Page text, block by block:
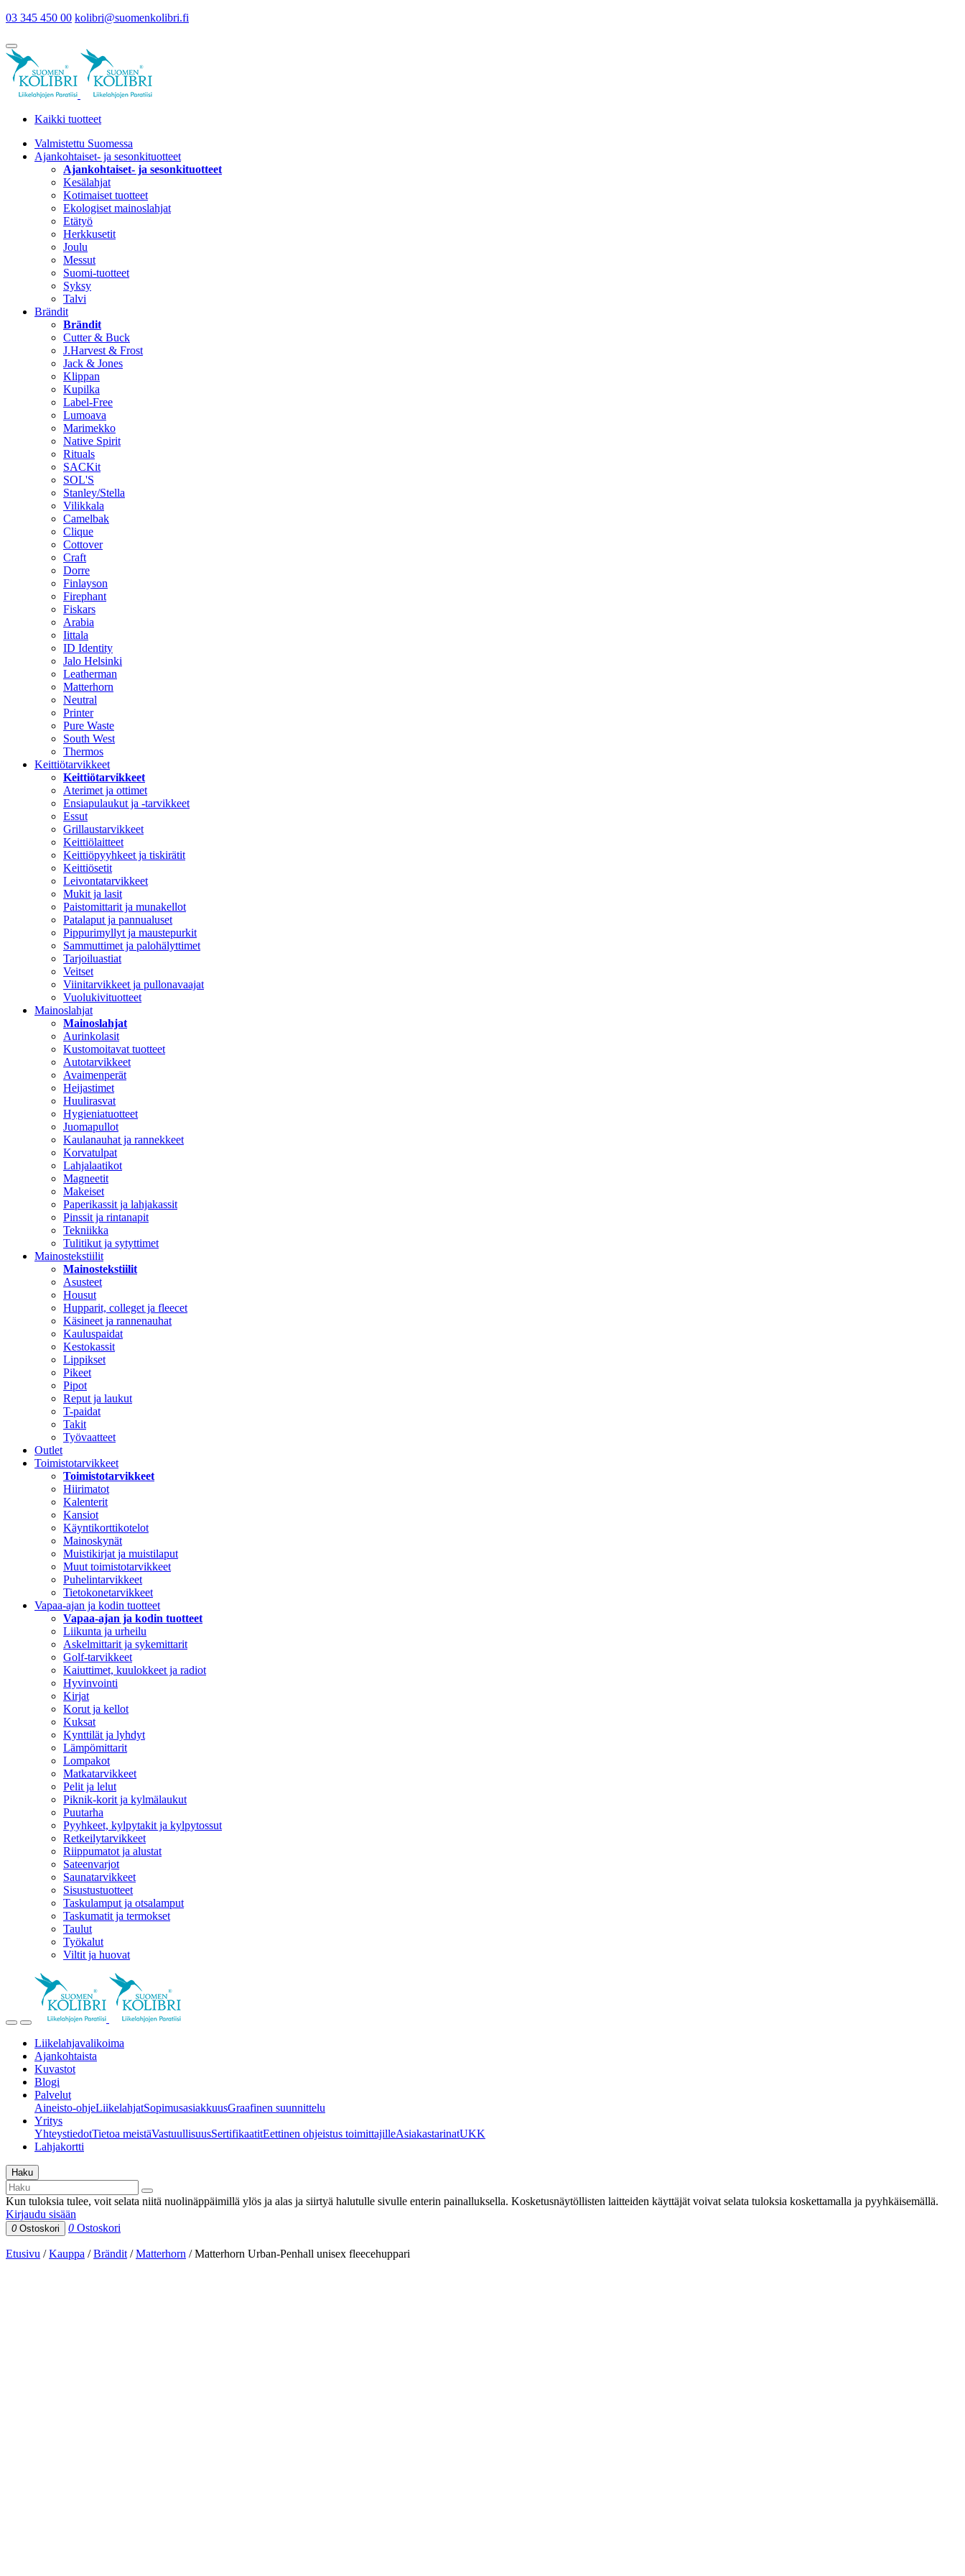
03 345 450 00 kolibri@suomenkolibri.fi
Kaikki tuotteet
Valmistettu Suomessa
Ajankohtaiset- ja sesonkituotteet
Ajankohtaiset- ja sesonkituotteet
Kesälahjat
Kotimaiset tuotteet
Ekologiset mainoslahjat
Etätyö
Herkkusetit
Joulu
Messut
Suomi-tuotteet
Syksy
Talvi
Brändit
Brändit
Cutter & Buck
J.Harvest & Frost
Jack & Jones
Klippan
Kupilka
Label-Free
Lumoava
Marimekko
Native Spirit
Rituals
SACKit
SOL'S
Stanley/Stella
Vilikkala
Camelbak
Clique
Cottover
Craft
Dorre
Finlayson
Firephant
Fiskars
Arabia
Iittala
ID Identity
Jalo Helsinki
Leatherman
Matterhorn
Neutral
Printer
Pure Waste
South West
Thermos
Keittiötarvikkeet
Keittiötarvikkeet
Aterimet ja ottimet
Ensiapulaukut ja -tarvikkeet
Essut
Grillaustarvikkeet
Keittiölaitteet
Keittiöpyyhkeet ja tiskirätit
Keittiösetit
Leivontatarvikkeet
Mukit ja lasit
Paistomittarit ja munakellot
Patalaput ja pannualuset
Pippurimyllyt ja maustepurkit
Sammuttimet ja palohälyttimet
Tarjoiluastiat
Veitset
Viinitarvikkeet ja pullonavaajat
Vuolukivituotteet
Mainoslahjat
Mainoslahjat
Aurinkolasit
Kustomoitavat tuotteet
Autotarvikkeet
Avaimenperät
Heijastimet
Huulirasvat
Hygieniatuotteet
Juomapullot
Kaulanauhat ja rannekkeet
Korvatulpat
Lahjalaatikot
Magneetit
Makeiset
Paperikassit ja lahjakassit
Pinssit ja rintanapit
Tekniikka
Tulitikut ja sytyttimet
Mainostekstiilit
Mainostekstiilit
Asusteet
Housut
Hupparit, colleget ja fleecet
Käsineet ja rannenauhat
Kauluspaidat
Kestokassit
Lippikset
Pikeet
Pipot
Reput ja laukut
T-paidat
Takit
Työvaatteet
Outlet
Toimistotarvikkeet
Toimistotarvikkeet
Hiirimatot
Kalenterit
Kansiot
Käyntikorttikotelot
Mainoskynät
Muistikirjat ja muistilaput
Muut toimistotarvikkeet
Puhelintarvikkeet
Tietokonetarvikkeet
Vapaa-ajan ja kodin tuotteet
Vapaa-ajan ja kodin tuotteet
Liikunta ja urheilu
Askelmittarit ja sykemittarit
Golf-tarvikkeet
Kaiuttimet, kuulokkeet ja radiot
Hyvinvointi
Kirjat
Korut ja kellot
Kuksat
Kynttilät ja lyhdyt
Lämpömittarit
Lompakot
Matkatarvikkeet
Pelit ja lelut
Piknik-korit ja kylmälaukut
Puutarha
Pyyhkeet, kylpytakit ja kylpytossut
Retkeilytarvikkeet
Riippumatot ja alustat
Sateenvarjot
Saunatarvikkeet
Sisustustuotteet
Taskulamput ja otsalamput
Taskumatit ja termokset
Taulut
Työkalut
Viltit ja huovat
Liikelahjavalikoima
Ajankohtaista
Kuvastot
Blogi
Palvelut
Aineisto-ohjeLiikelahjatSopimusasiakkuusGraafinen suunnittelu
Yritys
YhteystiedotTietoa meistäVastuullisuusSertifikaatitEettinen ohjeistus toimittajilleAsiakastarinatUKK
Lahjakortti
Haku
Kun tuloksia tulee, voit selata niitä nuolinäppäimillä ylös ja alas ja siirtyä halutulle sivulle enterin painalluksella. Kosketusnäytöllisten laitteiden käyttäjät voivat selata tuloksia koskettamalla ja pyyhkäisemällä.
Kirjaudu sisään
0 Ostoskori 0 Ostoskori
Etusivu /Kauppa /Brändit /Matterhorn /Matterhorn Urban-Penhall unisex fleecehuppari